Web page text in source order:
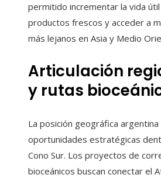
permitido incrementar la vida
productos frescos y acceder a
más lejanos en Asia y Medio
Articulación
y rutas
La posición geográfica
oportunidades estratégicas
Cono Sur. Los proyectos de
bioceánicos buscan conectar el